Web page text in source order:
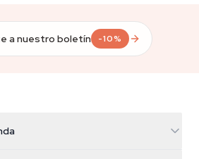
a nuestro boletín -10%